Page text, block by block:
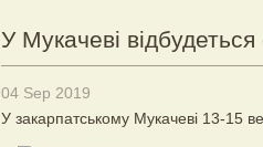
У Мукачеві
04 Sep 2019
У закарпатському Мукачеві 13-15